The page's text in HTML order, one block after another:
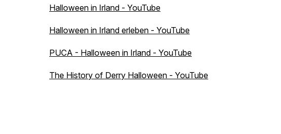
Halloween in Irland - YouTube
Halloween in Irland erleben - YouTube
PUCA - Halloween in Irland - YouTube
The History of Derry Halloween - YouTube